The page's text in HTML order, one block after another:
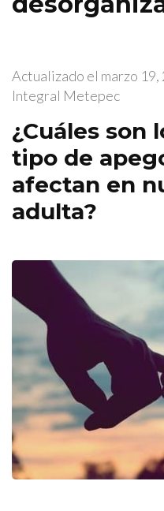
Actualizado el marzo 19,
Integral Metepec
¿Cuáles son
tipo de
afectan en
adulta?